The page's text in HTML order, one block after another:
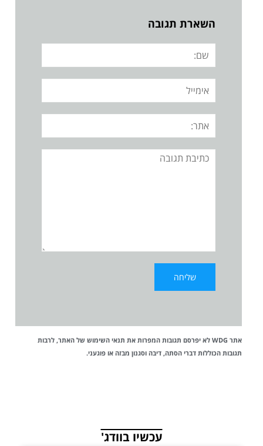
השארת תגובה
שם:
אימייל
אתר:
תגובה
אתר WDG לא יפרסם תגובות המפרות את תנאי השימוש של האתר, לרבות
תגובות הכוללות דברי הסתה, דיבה וסגנון מבזה או פוגעני.
עכשיו בוודג'